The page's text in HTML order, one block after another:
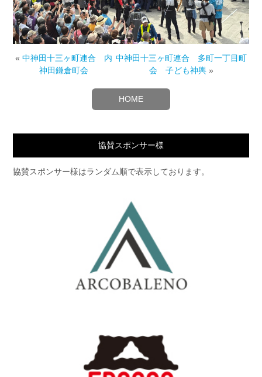
« 中神田十三ヶ町連合 内
神田鎌倉町会
中神田十三ヶ町連合 多町一丁目町
会 子ども神輿 »
HOME
協賛スポンサー様
協賛スポンサー様はランダム順で表示しております。